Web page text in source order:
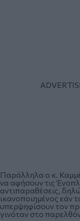
Παράλληλα ο κ.
να αφήσουν τις
αντιπαραθέσεις,
ικανοποιημένος εάν
υπερψηφίσουν τον
γινόταν στο